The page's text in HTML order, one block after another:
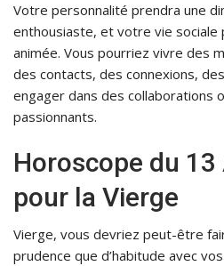
Votre personnalité prendra une
enthousiaste, et votre vie
animée. Vous pourriez vivre des
des contacts, des connexions,
engager dans des collaborations
passionnants.
Horoscope du
pour la Vierge
Vierge, vous devriez peut-être
prudence que d’habitude avec